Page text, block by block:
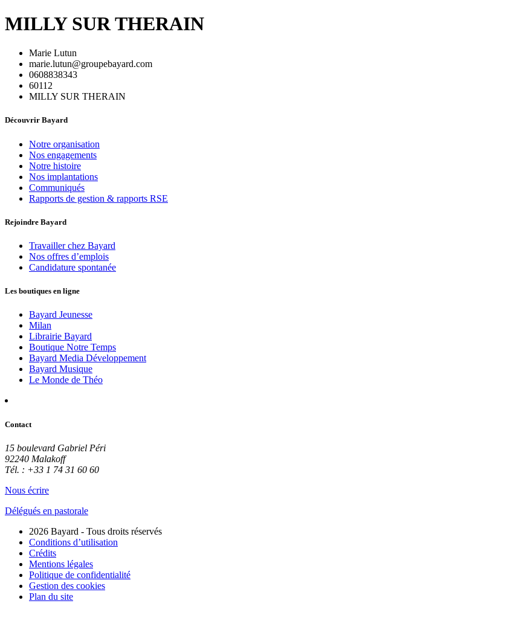
MILLY SUR THERAIN
Marie Lutun
marie.lutun@groupebayard.com
0608838343
60112
MILLY SUR THERAIN
Découvrir Bayard
Notre organisation
Nos engagements
Notre histoire
Nos implantations
Communiqués
Rapports de gestion & rapports RSE
Rejoindre Bayard
Travailler chez Bayard
Nos offres d’emplois
Candidature spontanée
Les boutiques en ligne
Bayard Jeunesse
Milan
Librairie Bayard
Boutique Notre Temps
Bayard Media Développement
Bayard Musique
Le Monde de Théo
Contact
15 boulevard Gabriel Péri
92240 Malakoff
Tél. : +33 1 74 31 60 60
Nous écrire
Délégués en pastorale
2026 Bayard - Tous droits réservés
Conditions d’utilisation
Crédits
Mentions légales
Politique de confidentialité
Gestion des cookies
Plan du site